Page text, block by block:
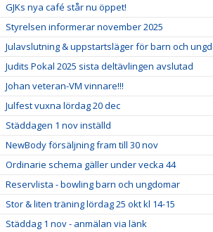
GJKs nya café står nu öppet!
Styrelsen informerar november 2025
Julavslutning & uppstartsläger för barn och
Judits Pokal 2025 sista deltävlingen avslutad
Johan veteran-VM vinnare!!!
Julfest vuxna lördag 20 dec
Städdagen 1 nov inställd
NewBody försäljning fram till 30 nov
Ordinarie schema gäller under vecka 44
Reservlista - bowling barn och ungdomar
Stor & liten träning lördag 25 okt kl 14-15
Städdag 1 nov - anmälan via länk